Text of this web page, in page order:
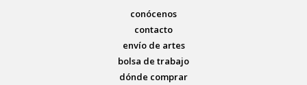
conócenos
contacto
envío de artes
bolsa de trabajo
dónde comprar